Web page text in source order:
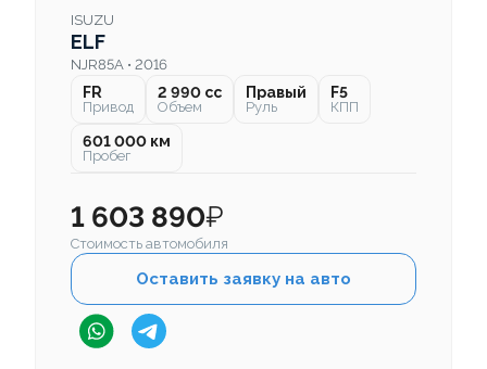
ISUZU
ELF
NJR85A • 2016
FR
Привод
2 990 cc
Объем
Правый
Руль
F5
КПП
601 000 км
Пробег
1 603 890₽
Стоимость автомобиля
Оставить заявку на авто